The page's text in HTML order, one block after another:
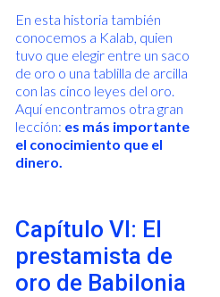
En esta historia también
conocemos a Kalab, quien
tuvo que elegir entre un saco
de oro o una tablilla de arcilla
con las cinco leyes del oro.
Aquí encontramos otra gran
lección: es más importante
el conocimiento que el
dinero.
Capítulo VI: El
prestamista de
oro de Babilonia